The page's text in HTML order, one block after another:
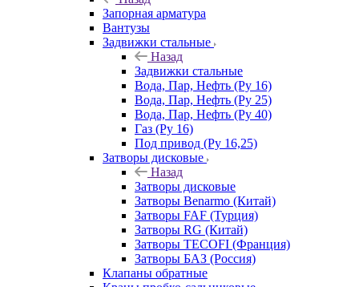
Запорная арматура
Вантузы
Задвижки стальные
Назад
Задвижки стальные
Вода, Пар, Нефть (Ру 16)
Вода, Пар, Нефть (Ру 25)
Вода, Пар, Нефть (Ру 40)
Газ (Ру 16)
Под привод (Ру 16,25)
Затворы дисковые
Назад
Затворы дисковые
Затворы Benarmo (Китай)
Затворы FAF (Турция)
Затворы RG (Китай)
Затворы TECOFI (Франция)
Затворы БАЗ (Россия)
Клапаны обратные